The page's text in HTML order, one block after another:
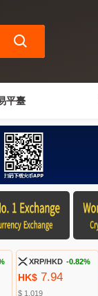
平臺
XRP/HKD -0.82%
HK$ 7.94
$ 1.019